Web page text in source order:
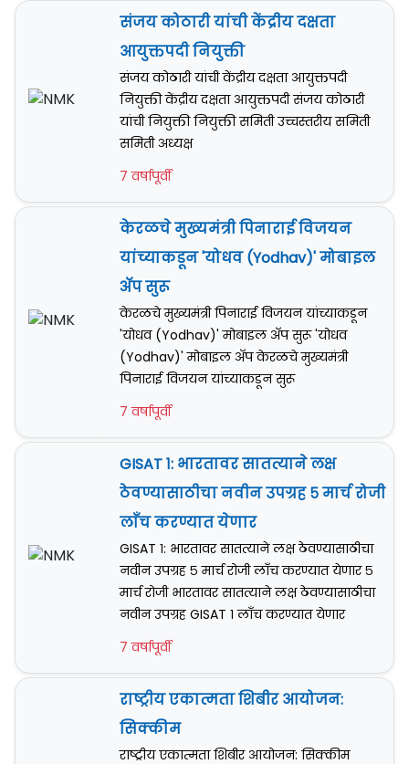
संजय कोठारी यांची केंद्रीय दक्षता
आयुक्तपदी नियुक्ती
संजय कोठारी यांची केंद्रीय दक्षता आयुक्तपदी
नियुक्ती केंद्रीय दक्षता आयुक्तपदी संजय कोठारी
यांची नियुक्ती नियुक्ती समिती उच्चस्तरीय समिती
समिती अध्यक्ष
7 वर्षापूर्वी
केरळचे मुख्यमंत्री पिनाराई विजयन
यांच्याकडून 'योधव (Yodhav)' मोबाइल
अ‍ॅप सुरू
केरळचे मुख्यमंत्री पिनाराई विजयन यांच्याकडून
'योधव (Yodhav)' मोबाइल अ‍ॅप सुरू 'योधव
(Yodhav)' मोबाइल अ‍ॅप केरळचे मुख्यमंत्री
पिनाराई विजयन यांच्याकडून सुरू
7 वर्षापूर्वी
GISAT १: भारतावर सातत्याने लक्ष
ठेवण्यासाठीचा नवीन उपग्रह ५ मार्च रोजी
लाँच करण्यात येणार
GISAT १: भारतावर सातत्याने लक्ष ठेवण्यासाठीचा
नवीन उपग्रह ५ मार्च रोजी लाँच करण्यात येणार ५
मार्च रोजी भारतावर सातत्याने लक्ष ठेवण्यासाठीचा
नवीन उपग्रह GISAT १ लाँच करण्यात येणार
7 वर्षापूर्वी
राष्ट्रीय एकात्मता शिबीर आयोजन:
सिक्कीम
राष्ट्रीय एकात्मता शिबीर आयोजन: सिक्कीम